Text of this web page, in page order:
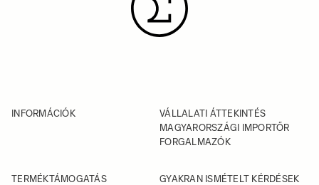
INFORMÁCIÓK
VÁLLALATI ÁTTEKINTÉS
MAGYARORSZÁGI IMPORTŐR
FORGALMAZÓK
TERMÉKTÁMOGATÁS
GYAKRAN ISMÉTELT KÉRDÉSEK